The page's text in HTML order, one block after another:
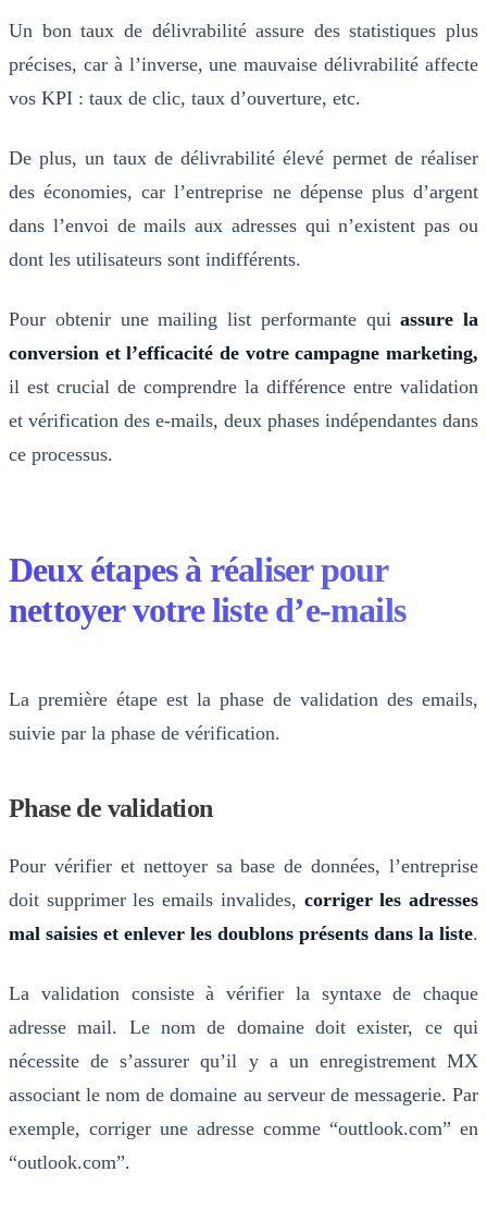
Un bon taux de délivrabilité assure des statistiques plus
précises, car à l’inverse, une mauvaise délivrabilité affecte
vos KPI : taux de clic, taux d’ouverture, etc.
De plus, un taux de délivrabilité élevé permet de réaliser
des économies, car l’entreprise ne dépense plus d’argent
dans l’envoi de mails aux adresses qui n’existent pas ou
dont les utilisateurs sont indifférents.
Pour obtenir une mailing list performante quiassure la
conversion et l’efficacité de votre campagne marketing,
il est crucial de comprendre la différence entre validation
et vérification des e-mails, deux phases indépendantes dans
ce processus.
Deux étapes à réaliser pour
nettoyer votre liste d’e-mails
La première étape est la phase de validation des emails,
suivie par la phase de vérification.
Phase de validation
Pour vérifier et nettoyer sa base de données, l’entreprise
doit supprimer les emails invalides, corriger les adresses
mal saisies et enlever les doublons présents dans la liste.
La validation consiste à vérifier la syntaxe de chaque
adresse mail. Le nom de domaine doit exister, ce qui
nécessite de s’assurer qu’il y a un enregistrement MX
associant le nom de domaine au serveur de messagerie. Par
exemple, corriger une adresse comme “outtlook.com” en
“outlook.com”.